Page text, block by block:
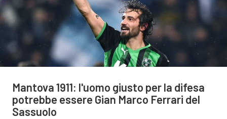
Mantova 1911: l'uomo giusto per la difesa
potrebbe essere Gian Marco Ferrari del
Sassuolo